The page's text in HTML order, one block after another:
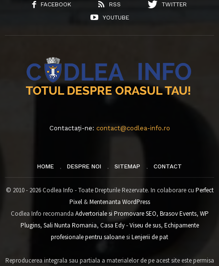
FACEBOOK RSS
TWITTER
YOUTUBE
Contactați-ne: contact@codlea-info.ro
HOME DESPRE NOI SITEMAP CONTACT
© 2010 - 2026 Codlea Info - Toate Drepturile Rezervate. In colaborare cu Perfect
Pixel&Mentenanta WordPress
Codlea Info recomanda Advertoriale si Promovare SEO, Brasov Events, WP
Plugins, Sali Nunta Romania, Casa Edy - Viseu de sus, Echipamente
profesionale pentru saloanesi Lenjerii de pat
Reproducerea integrala sau partiala a materialelor de pe acest site este permisa